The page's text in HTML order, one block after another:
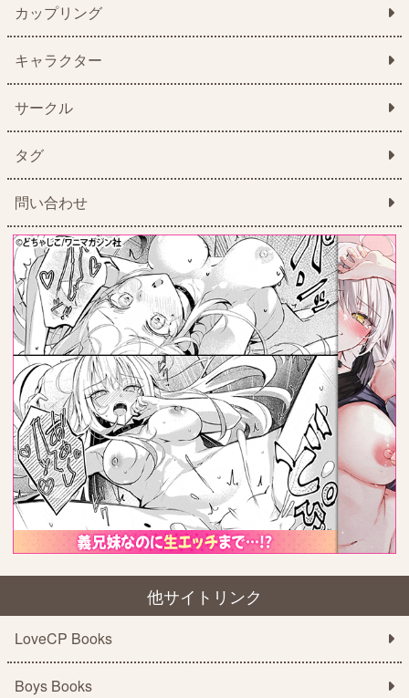
カップリング
キャラクター
サークル
タグ
問い合わせ
他サイトリンク
LoveCP Books
Boys Books